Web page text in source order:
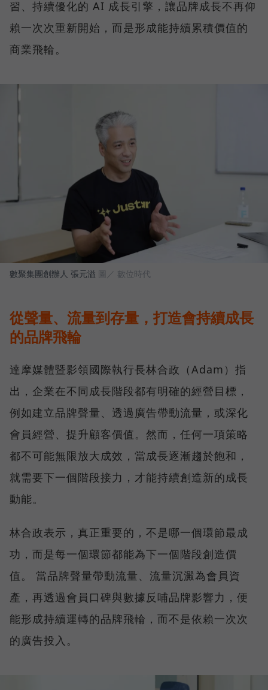
習、持續優化的 AI 成長引擎，讓品牌成長不再仰
賴一次次重新開始，而是形成能持續累積價值的
商業飛輪。
數聚集團創辦人 張元溢 圖／ 數位時代
從聲量、流量到存量，打造會持續成長
的品牌飛輪
達摩媒體暨影領國際執行長林合政（Adam）指
出，企業在不同成長階段都有明確的經營目標，
例如建立品牌聲量、透過廣告帶動流量，或深化
會員經營、提升顧客價值。然而，任何一項策略
都不可能無限放大成效，當成長逐漸趨於飽和，
就需要下一個階段接力，才能持續創造新的成長
動能。
林合政表示，真正重要的，不是哪一個環節最成
功，而是每一個環節都能為下一個階段創造價
值。 當品牌聲量帶動流量、流量沉澱為會員資
產，再透過會員口碑與數據反哺品牌影響力，便
能形成持續運轉的品牌飛輪，而不是依賴一次次
的廣告投入。